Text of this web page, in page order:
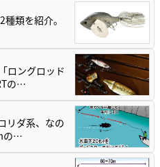
類を紹介。
ロングロッド
の…
リダ系、なの
の…